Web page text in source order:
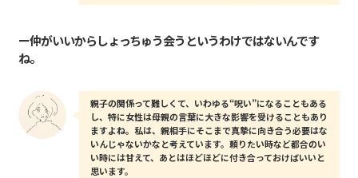
ー仲がいいからしょっちゅう会うというわけではないんです
ね。
親子の関係って難しくて、いわゆる“呪い”になることもある
し、特に女性は母親の言葉に大きな影響を受けることもあり
ますよね。私は、親相手にそこまで真摯に向き合う必要はな
いんじゃないかなと考えています。頼りたい時など都合のい
い時には甘えて、あとはほどほどに付き合っておけばいいと
思います。